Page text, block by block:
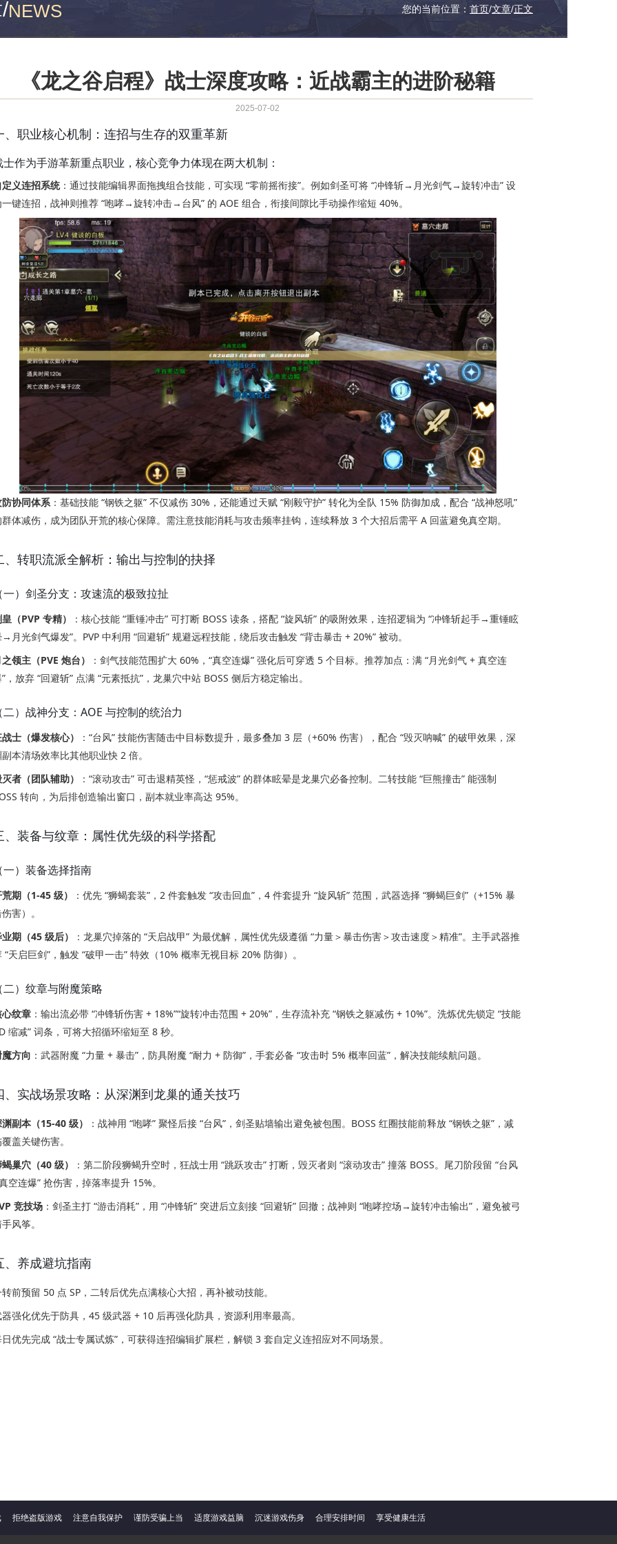
/NEWS 您的当前位置： 首页/文章/正文
《龙之谷启程》战士深度攻略：近战霸主的进阶秘籍
2025-07-02
、职业核心机制：连招与生存的双重革新
士作为手游革新重点职业，核心竞争力体现在两大机制：
义连招系统：通过技能编辑界面拖拽组合技能，可实现 “零前摇衔接”。例如剑圣可将 “冲锋斩→月光剑气→旋转冲击” 设
键连招，战神则推荐 “咆哮→旋转冲击→台风” 的 AOE 组合，衔接间隙比手动操作缩短 40%。
协同体系：基础技能 “钢铁之躯” 不仅减伤 30%，还能通过天赋 “刚毅守护” 转化为全队 15% 防御加成，配合 “战神怒吼”
体减伤，成为团队开荒的核心保障。需注意技能消耗与攻击频率挂钩，连续释放 3 个大招后需平 A 回蓝避免真空期。
、转职流派全解析：输出与控制的抉择
一）剑圣分支：攻速流的极致拉扯
（PVP 专精）
：核心技能 “重锤冲击” 可打断 BOSS 读条，搭配 “旋风斩” 的吸附效果，连招逻辑为 “冲锋斩起手→重锤眩
月光剑气爆发”。PVP 中利用 “回避斩” 规避远程技能，绕后攻击触发 “背击暴击 + 20%” 被动。
领主（PVE 炮台）
：剑气技能范围扩大 60%，“真空连爆” 强化后可穿透 5 个目标。推荐加点：满 “月光剑气 + 真空连
，放弃 “回避斩” 点满 “元素抵抗”，龙巢穴中站 BOSS 侧后方稳定输出。
二）战神分支：AOE 与控制的统治力
士（爆发核心）
：“台风” 技能伤害随击中目标数提升，最多叠加 3 层（+60% 伤害），配合 “毁灭呐喊” 的破甲效果，深
本清场效率比其他职业快 2 倍。
者（团队辅助）
：“滚动攻击” 可击退精英怪，“惩戒波” 的群体眩晕是龙巢穴必备控制。二转技能 “巨熊撞击” 能强制
转向，为后排创造输出窗口，副本就业率高达 95%。
、装备与纹章：属性优先级的科学搭配
一）装备选择指南
期（1-45 级）
：优先 “狮蝎套装”，2 件套触发 “攻击回血”，4 件套提升 “旋风斩” 范围，武器选择 “狮蝎巨剑”（+15% 暴
害）。
期（45 级后）
：龙巢穴掉落的 “天启战甲” 为最优解，属性优先级遵循 “力量＞暴击伤害＞攻击速度＞精准”。主手武器推
“天启巨剑”，触发 “破甲一击” 特效（10% 概率无视目标 20% 防御）。
二）纹章与附魔策略
纹章 ：输出流必带 “冲锋斩伤害 + 18%”“旋转冲击范围 + 20%”，生存流补充 “钢铁之躯减伤 + 10%”。洗炼优先锁定 “技能
缩减” 词条，可将大招循环缩短至 8 秒。
方向 ：武器附魔 “力量 + 暴击”，防具附魔 “耐力 + 防御”，手套必备 “攻击时 5% 概率回蓝”，解决技能续航问题。
、实战场景攻略：从深渊到龙巢的通关技巧
副本（15-40 级）
：战神用 “咆哮” 聚怪后接 “台风”，剑圣贴墙输出避免被包围。BOSS 红圈技能前释放 “钢铁之躯”，减
盖关键伤害。
巢穴（40 级）
：第二阶段狮蝎升空时，狂战士用 “跳跃攻击” 打断，毁灭者则 “滚动攻击” 撞落 BOSS。尾刀阶段留 “台风
空连爆” 抢伤害，掉落率提升 15%。
竞技场 ：剑圣主打 “游击消耗”，用 “冲锋斩” 突进后立刻接 “回避斩” 回撤；战神则 “咆哮控场→旋转冲击输出”，避免被弓
风筝。
、养成避坑指南
前预留 50 点 SP，二转后优先点满核心大招，再补被动技能。
强化优先于防具，45 级武器 + 10 后再强化防具，资源利用率最高。
优先完成 “战士专属试炼”，可获得连招编辑扩展栏，解锁 3 套自定义连招应对不同场景。
拒绝盗版游戏 注意自我保护 谨防受骗上当 适度游戏益脑 沉迷游戏伤身 合理安排时间 享受健康生活